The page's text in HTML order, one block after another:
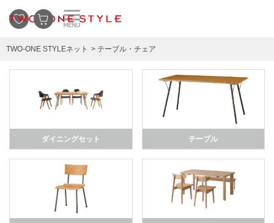
TWO-ONE STYLEネット テーブル・チェア
ダイニングセット テーブル